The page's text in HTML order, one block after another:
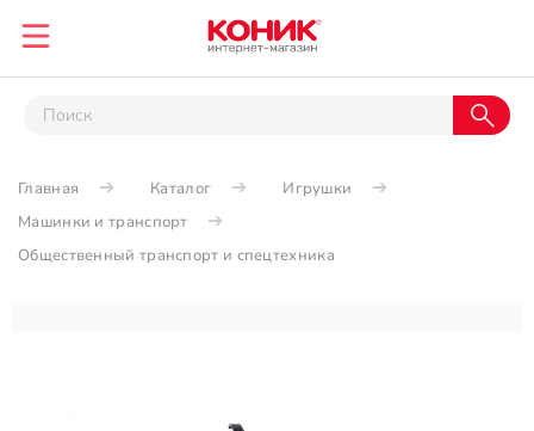
Главная Каталог
Игрушки
Машинки и транспорт
Общественный транспорт и спецтехника